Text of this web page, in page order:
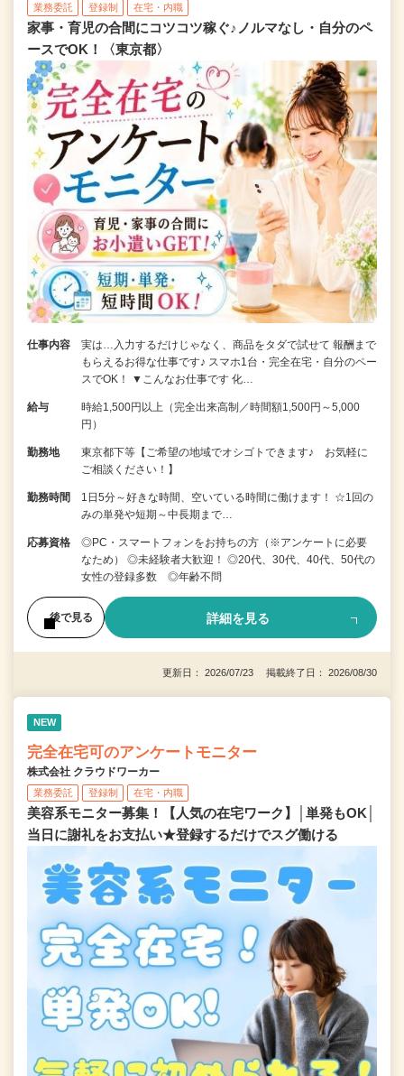
業務委託 登録制 在宅・内職
家事・育児の合間にコツコツ稼ぐ♪ノルマなし・自分のペ
ースでOK！〈東京都〉
仕事内容
実は…入力するだけじゃなく、商品をタダで試せて 報酬まで
もらえるお得な仕事です♪ スマホ1台・完全在宅・自分のペー
スでOK！ ▼こんなお仕事です 化…
給与
時給1,500円以上（完全出来高制／時間額1,500円～5,000
円）
勤務地
東京都下等【ご希望の地域でオシゴトできます♪ お気軽に
ご相談ください！】
勤務時間
1日5分～好きな時間、空いている時間に働けます！ ☆1回の
みの単発や短期～中長期まで…
応募資格
◎PC・スマートフォンをお持ちの方（※アンケートに必要
なため） ◎未経験者大歓迎！ ◎20代、30代、40代、50代の
女性の登録多数 ◎年齢不問
後で見る 詳細を見る
更新日： 2026/07/23 掲載終了日： 2026/08/30
NEW
完全在宅可のアンケートモニター
株式会社 クラウドワーカー
業務委託 登録制 在宅・内職
美容系モニター募集！【人気の在宅ワーク】│単発もOK│
当日に謝礼をお支払い★登録するだけでスグ働ける